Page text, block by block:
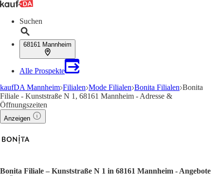
Suchen
68161 Mannheim
Alle Prospekte
kaufDA Mannheim Filialen Mode Filialen Bonita Filialen Bonita
Filiale - Kunststraße N 1, 68161 Mannheim - Adresse &
Öffnungszeiten
Anzeigen
Bonita Filiale – Kunststraße N 1 in 68161 Mannheim - Angebote